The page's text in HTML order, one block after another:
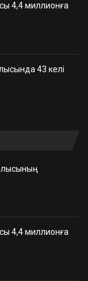
4,4 миллионға
43 келі
4,4 миллионға